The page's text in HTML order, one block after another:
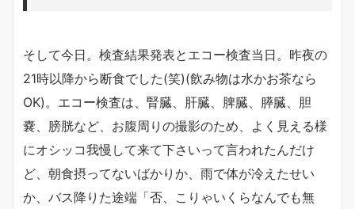
そして今日。検査結果発表とエコー検査当日。昨夜の
21時以降から断食でした(笑)(飲み物は水かお茶なら
OK)。エコー検査は、腎臓、肝臓、脾臓、膵臓、胆
嚢、膀胱など、お腹周りの撮影のため、よく見える様
にオシッコ我慢して来て下さいって言われたんだけ
ど、朝食摂ってないばかりか、雨で体が冷えたせい
か、バス降りた途端「否、こりゃいくらなんでも無